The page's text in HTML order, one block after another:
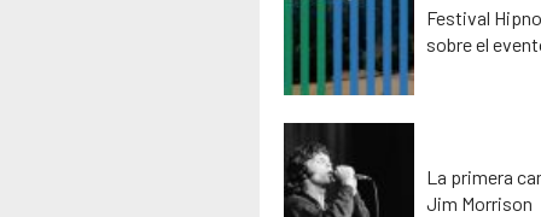
Festival
sobre el
La primera
Jim Morrison